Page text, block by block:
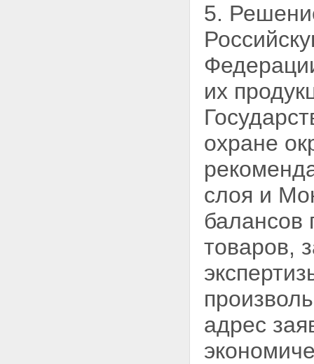
5.
их
охране
слоя и
балансов
товаров,
адрес